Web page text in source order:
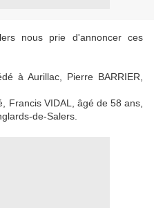
nous prie d'annoncer ces
à Aurillac, Pierre BARRIER,
Francis VIDAL, âgé de 58 ans,
de-Salers.